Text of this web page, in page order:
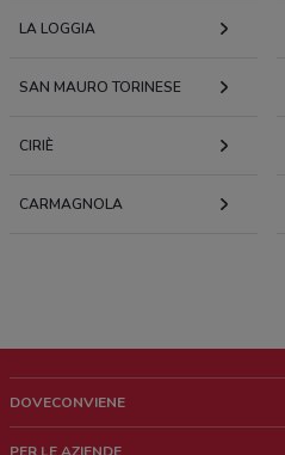
LA LOGGIA
SAN MAURO TORINESE
CIRIÈ
CARMAGNOLA
DOVECONVIENE